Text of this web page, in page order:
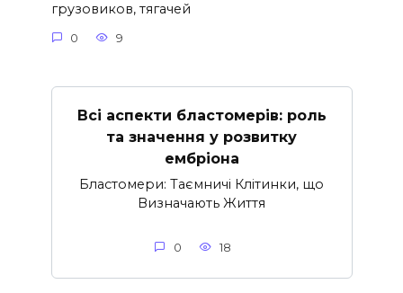
грузовиков, тягачей
0 9
Всі аспекти бластомерів: роль
та значення у розвитку
ембріона
Бластомери: Таємничі Клітинки, що
Визначають Життя
0 18